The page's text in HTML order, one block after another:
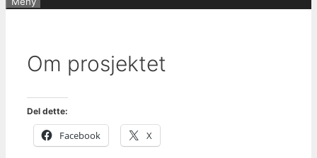
Om prosjektet
Del dette:
Facebook X